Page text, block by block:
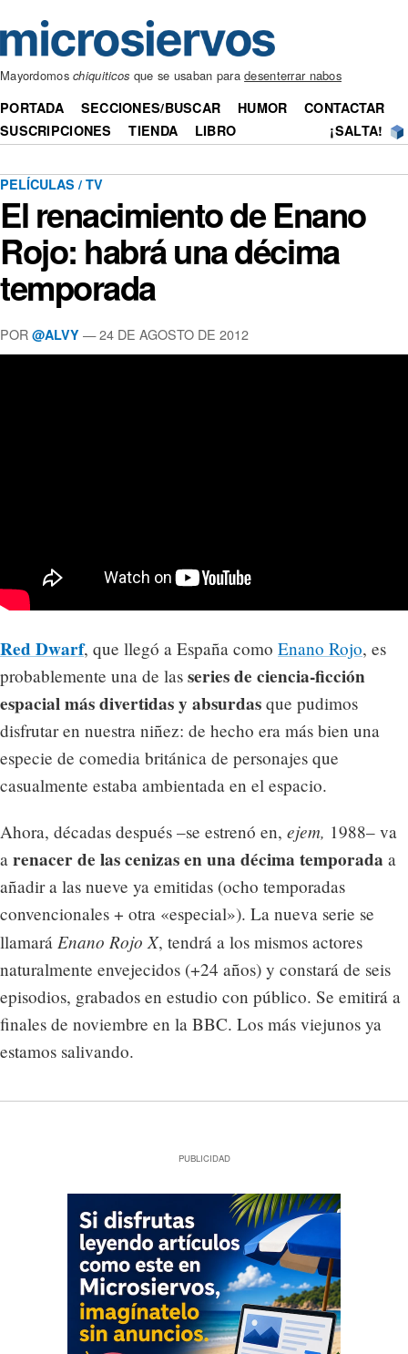
Mayordomoschiquiticos que se usaban paradesenterrar nabos
PORTADA SECCIONES/BUSCAR HUMOR
CONTACTAR
SUSCRIPCIONES
TIENDA LIBRO ¡SALTA!
PELÍCULAS / TV
El renacimiento de Enano
Rojo: habrá una décima
temporada
POR @ALVY — 24 DE AGOSTO DE 2012
Red Dwarf, que llegó a España como Enano Rojo, es
probablemente una de las series de ciencia-ficción
espacial más divertidas y absurdas que pudimos
disfrutar en nuestra niñez: de hecho era más bien una
especie de comedia británica de personajes que
casualmente estaba ambientada en el espacio.
Ahora, décadas después –se estrenó en, ejem, 1988– va
a renacer de las cenizas en una décima temporada a
añadir a las nueve ya emitidas (ocho temporadas
convencionales + otra «especial»). La nueva serie se
llamará Enano Rojo X, tendrá a los mismos actores
naturalmente envejecidos (+24 años) y constará de seis
episodios, grabados en estudio con público. Se emitirá a
finales de noviembre en la BBC. Los más viejunos ya
estamos salivando.
PUBLICIDAD